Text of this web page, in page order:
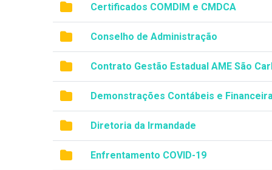
Certificados COMDIM e CMDCA
Conselho de Administração
Contrato Gestão Estadual AME São
Demonstrações Contábeis e
Diretoria da Irmandade
Enfrentamento COVID-19